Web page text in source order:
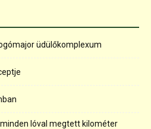
üdülőkomplexum
lóval megtett kilométer